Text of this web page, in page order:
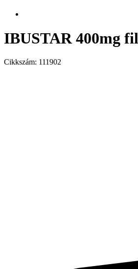
IBUSTAR 400mg
Cikkszám: 111902